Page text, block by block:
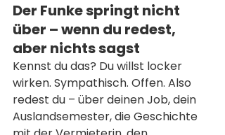
Der Funke springt nicht
über – wenn du redest,
aber nichts sagst
Kennst du das? Du willst locker
wirken. Sympathisch. Offen. Also
redest du – über deinen Job, dein
Auslandsemester, die Geschichte